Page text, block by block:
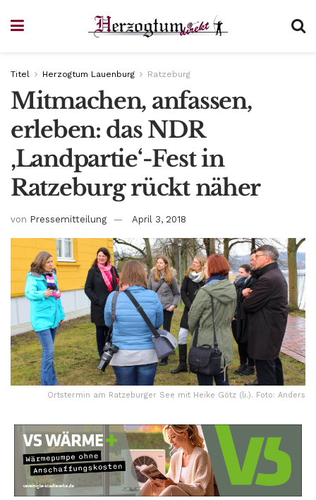
Titel Herzogtum Lauenburg Ratzeburg
Mitmachen, anfassen,
erleben: das NDR
‚Landpartie‘-Fest in
Ratzeburg rückt näher
von Pressemitteilung April 3, 2018
Ortstermin am Ratzeburger See mit Heike Götz (li.). Foto: Anders